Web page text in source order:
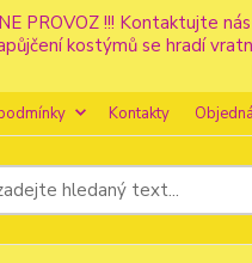
PROVOZ !!!
kostýmů se hradí
Kontakty